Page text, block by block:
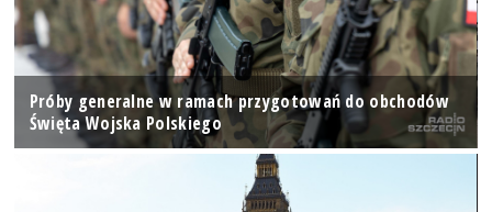
Próby generalne w ramach przygotowań do obchodów
Święta Wojska Polskiego